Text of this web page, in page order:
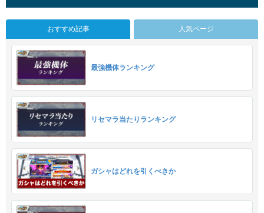
おすすめ記事 人気ページ
最強機体ランキング
リセマラ当たりランキング
ガシャはどれを引くべきか